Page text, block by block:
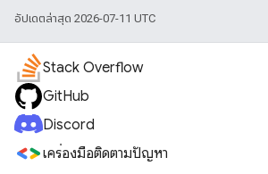
อัปเดตล่าสุด 2026-07-11 UTC
Stack Overflow
GitHub
Discord
เครื่องมือติดตามปัญหา